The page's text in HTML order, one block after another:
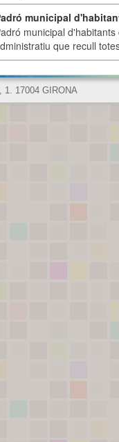
municipal
municipal
que recull
1. 17004 GIRONA